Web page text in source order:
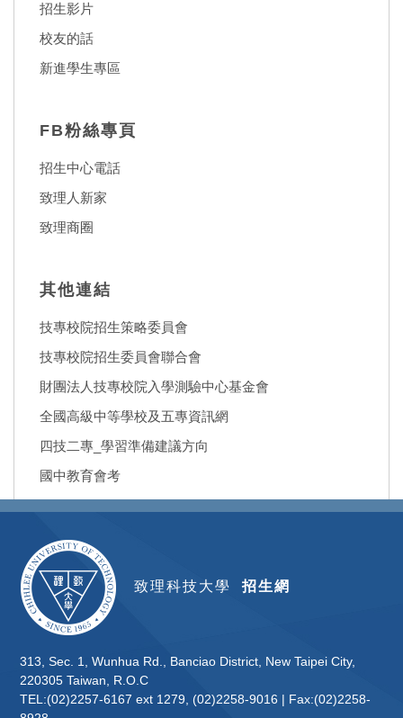
招生影片
校友的話
新進學生專區
FB粉絲專頁
招生中心電話
致理人新家
致理商圈
其他連結
技專校院招生策略委員會
技專校院招生委員會聯合會
財團法人技專校院入學測驗中心基金會
全國高級中等學校及五專資訊網
四技二專_學習準備建議方向
國中教育會考
致理科技大學招生網
313, Sec. 1, Wunhua Rd., Banciao District, New Taipei City,
220305 Taiwan, R.O.C
TEL:(02)2257-6167 ext 1279, (02)2258-9016 | Fax:(02)2258-